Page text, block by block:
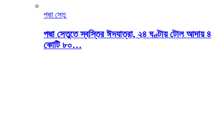
পদ্মা সেতু
পদ্মা সেতুতে স্বস্তির ঈদযাত্রা, ২৪ ঘণ্টায় টোল আদায় ৪
কোটি ৮০…